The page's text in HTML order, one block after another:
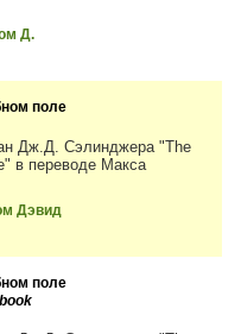
Д.
поле
Дж.Д. Сэлинджера "The
в переводе Макса
Дэвид
поле